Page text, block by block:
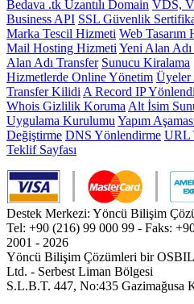
Bedava .tk Uzantılı Domain VDS,
Business API SSL Güvenlik
Marka Tescil Hizmeti Web Tasarım
Mail Hosting Hizmeti Yeni Alan Adı
Alan Adı Transfer Sunucu Kiralama
Hizmetlerde Online Yönetim Üyeler
Transfer Kilidi A Record IP
Whois Gizlilik Koruma Alt İsim
Uygulama Kurulumu Yapım
Değiştirme DNS Yönlendirme URL
Teklif Sayfası
Destek Merkezi: Yöncü Bilişim
Tel: +90 (216) 99 000 99 - Faks:
2001 - 2026
Yöncü Bilişim Çözümleri bir OSBIL
Ltd. - Serbest Liman Bölgesi
S.L.B.T. 447, No:435 Gazimağusa